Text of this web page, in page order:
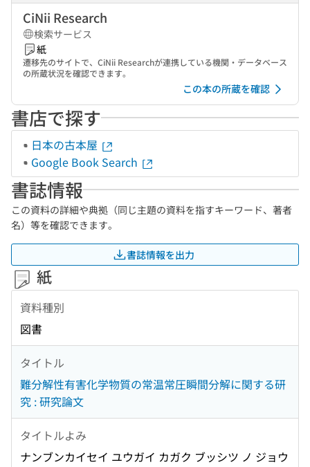
CiNii Research
検索サービス
紙
遷移先のサイトで、CiNii Researchが連携している機関・データベース
の所蔵状況を確認できます。
この本の所蔵を確認
書店で探す
日本の古本屋
Google Book Search
書誌情報
この資料の詳細や典拠（同じ主題の資料を指すキーワード、著者
名）等を確認できます。
書誌情報を出力
紙
資料種別
図書
タイトル
難分解性有害化学物質の常温常圧瞬間分解に関する研
究 : 研究論文
タイトルよみ
ナンブンカイセイ ユウガイ カガク ブッシツ ノ ジョウ